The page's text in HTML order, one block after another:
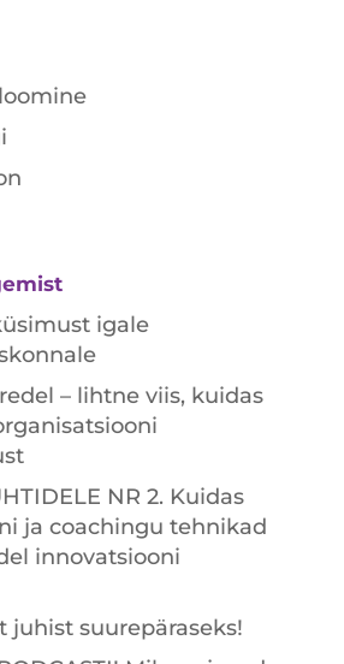
igale
– lihtne viis, kuidas
NR 2. Kuidas
ja coachingu tehnikad
innovatsiooni
juhist suurepäraseks!